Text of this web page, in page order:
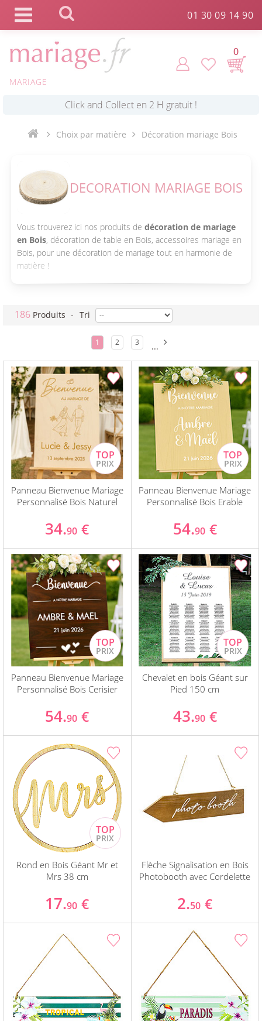
01 30 09 14 90
MARIAGE
0
Commande expédiée en 24h !
Click and Collect en 2 H gratuit !
Payez votre commande en 4X sans frais *
Choix par matière Décoration mariage Bois
DECORATION MARIAGE BOIS
Vous trouverez ici nos produits de décoration de mariage
en Bois, décoration de table en Bois, accessoires mariage en
Bois, pour une décoration de mariage tout en harmonie de
matière !
186 Produits - Tri
1 2 3 ...
Panneau Bienvenue Mariage
Personnalisé Bois Naturel
34.90 €
Panneau Bienvenue Mariage
Personnalisé Bois Erable
54.90 €
Panneau Bienvenue Mariage
Personnalisé Bois Cerisier
54.90 €
Chevalet en bois Géant sur
Pied 150 cm
43.90 €
Rond en Bois Géant Mr et
Mrs 38 cm
17.90 €
Flèche Signalisation en Bois
Photobooth avec Cordelette
2.50 €
Panneau de gestion des cookies